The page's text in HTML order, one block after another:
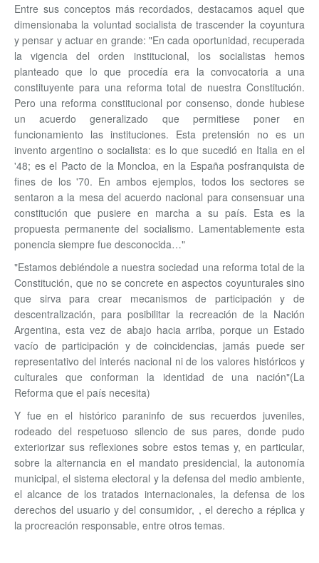
Entre sus conceptos más recordados, destacamos aquel que
dimensionaba la voluntad socialista de trascender la coyuntura
y pensar y actuar en grande: "En cada oportunidad, recuperada
la vigencia del orden institucional, los socialistas hemos
planteado que lo que procedía era la convocatoria a una
constituyente para una reforma total de nuestra Constitución.
Pero una reforma constitucional por consenso, donde hubiese
un acuerdo generalizado que permitiese poner en
funcionamiento las instituciones. Esta pretensión no es un
invento argentino o socialista: es lo que sucedió en Italia en el
'48; es el Pacto de la Moncloa, en la España posfranquista de
fines de los '70. En ambos ejemplos, todos los sectores se
sentaron a la mesa del acuerdo nacional para consensuar una
constitución que pusiere en marcha a su país. Esta es la
propuesta permanente del socialismo. Lamentablemente esta
ponencia siempre fue desconocida…"
"Estamos debiéndole a nuestra sociedad una reforma total de la
Constitución, que no se concrete en aspectos coyunturales sino
que sirva para crear mecanismos de participación y de
descentralización, para posibilitar la recreación de la Nación
Argentina, esta vez de abajo hacia arriba, porque un Estado
vacío de participación y de coincidencias, jamás puede ser
representativo del interés nacional ni de los valores históricos y
culturales que conforman la identidad de una nación"(La
Reforma que el país necesita)
Y fue en el histórico paraninfo de sus recuerdos juveniles,
rodeado del respetuoso silencio de sus pares, donde pudo
exteriorizar sus reflexiones sobre estos temas y, en particular,
sobre la alternancia en el mandato presidencial, la autonomía
municipal, el sistema electoral y la defensa del medio ambiente,
el alcance de los tratados internacionales, la defensa de los
derechos del usuario y del consumidor, , el derecho a réplica y
la procreación responsable, entre otros temas.